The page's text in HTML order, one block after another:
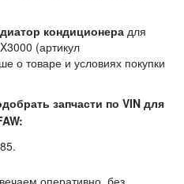
кондиционерадля
(артикул
о товаре и условиях покупки
запчасти по VIN для
оперативно, без